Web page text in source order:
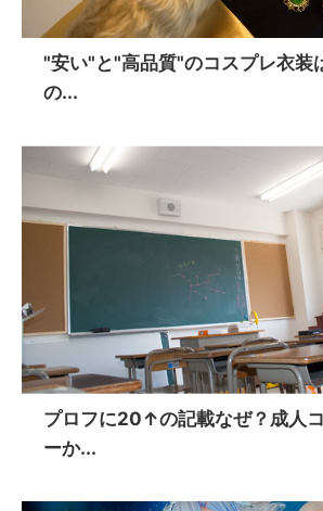
"安い"と"高品質"のコスプレ衣装
の...
プロフに20↑の記載なぜ？成人
ーか...